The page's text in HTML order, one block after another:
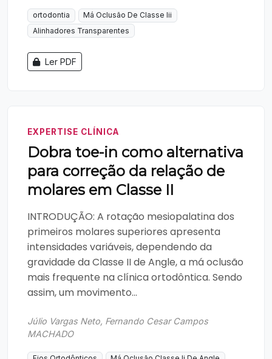
ortodontia
Má Oclusão De Classe Iii
Alinhadores Transparentes
Ler PDF
EXPERTISE CLÍNICA
Dobra toe-in como alternativa
para correção da relação de
molares em Classe II
INTRODUÇÃO: A rotação mesiopalatina dos
primeiros molares superiores apresenta
intensidades variáveis, dependendo da
gravidade da Classe II de Angle, a má oclusão
mais frequente na clínica ortodôntica. Sendo
assim, um movimento...
Júlio Vargas Neto, Fernando Cesar Campos
MACHADO